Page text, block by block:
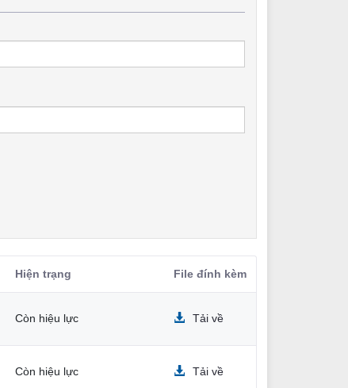
Hiện trạng File đính kèm
Còn hiệu lực Tải về
Còn hiệu lực Tải về